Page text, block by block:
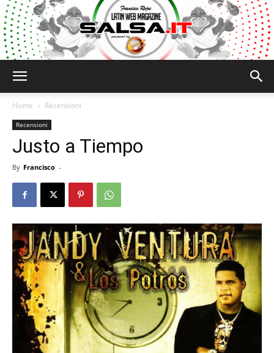
Home Recensioni
Recensioni
Justo a Tiempo
By Francisco -